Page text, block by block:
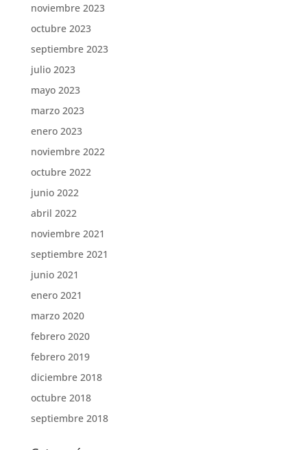
noviembre 2023
octubre 2023
septiembre 2023
julio 2023
mayo 2023
marzo 2023
enero 2023
noviembre 2022
octubre 2022
junio 2022
abril 2022
noviembre 2021
septiembre 2021
junio 2021
enero 2021
marzo 2020
febrero 2020
febrero 2019
diciembre 2018
octubre 2018
septiembre 2018